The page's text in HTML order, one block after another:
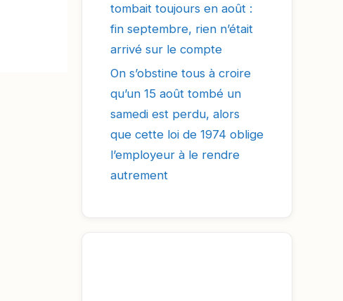
tombait toujours en août :
fin septembre, rien n’était
arrivé sur le compte
On s’obstine tous à croire
qu’un 15 août tombé un
samedi est perdu, alors
que cette loi de 1974 oblige
l’employeur à le rendre
autrement